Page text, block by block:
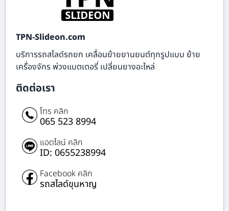
TPN-Slideon.com
บริการรถสไลด์รถยก เคลื่อนย้ายยานยนต์ทุกรูปแบบ ย้าย
เครื่องจักร พ่วงแบตเตอรี่ เปลี่ยนยางอะไหล่
ติดต่อเรา
โทร คลิก
065 523 8994
แอดไลน์ คลิก
ID: 0655238994
Facebook คลิก
รถสไลด์ขุนหาญ